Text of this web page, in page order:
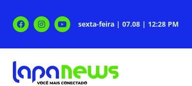
sexta-feira | 07.08 | 12:28 PM